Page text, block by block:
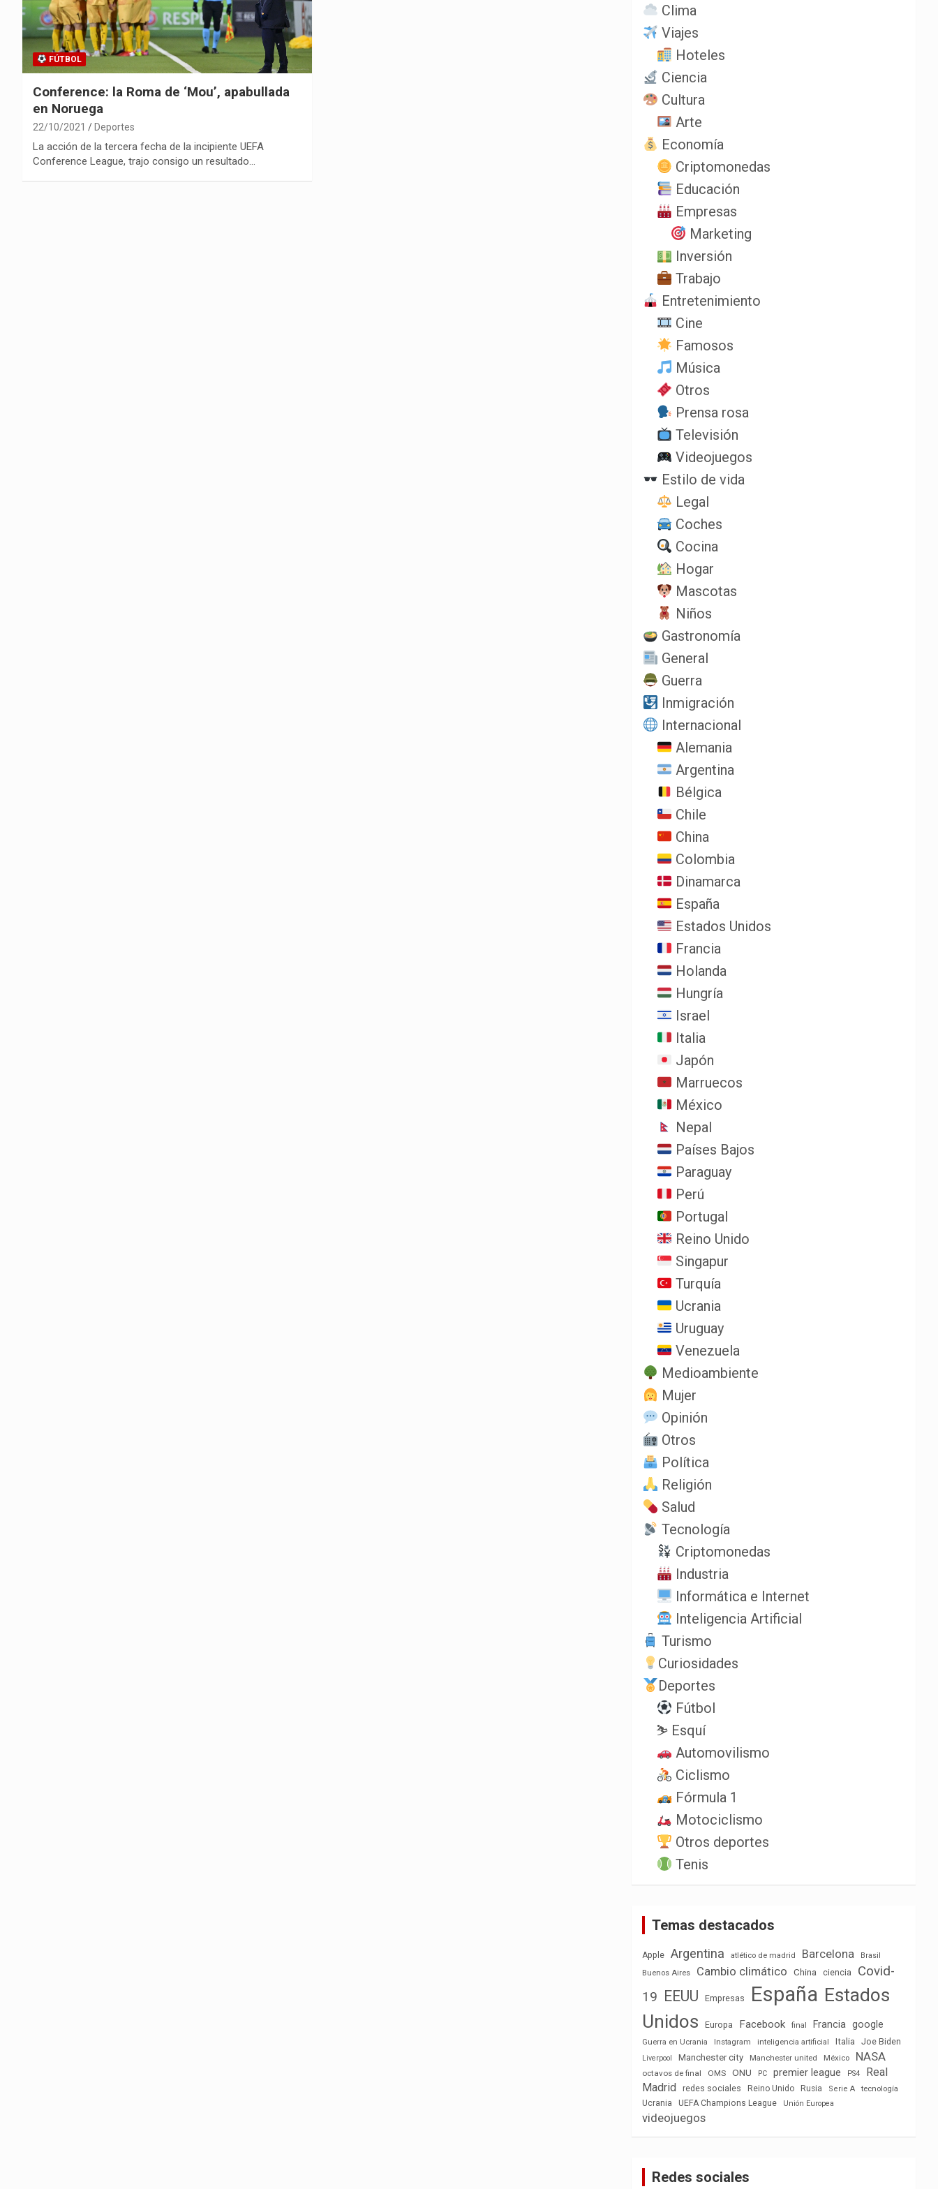
FÚTBOL
Conference: la Roma de ‘Mou’, apabullada
en Noruega
22/10/2021 Deportes
La acción de la tercera fecha de la incipiente UEFA
Conference League, trajo consigo un resultado…
Clima
Viajes
Hoteles
Ciencia
Cultura
Arte
Economía
Criptomonedas
Educación
Empresas
Marketing
Inversión
Trabajo
Entretenimiento
Cine
Famosos
Música
Otros
Prensa rosa
Televisión
Videojuegos
Estilo de vida
Legal
Coches
Cocina
Hogar
Mascotas
Niños
Gastronomía
General
Guerra
Inmigración
Internacional
Alemania
Argentina
Bélgica
Chile
China
Colombia
Dinamarca
España
Estados Unidos
Francia
Holanda
Hungría
Israel
Italia
Japón
Marruecos
México
Nepal
Países Bajos
Paraguay
Perú
Portugal
Reino Unido
Singapur
Turquía
Ucrania
Uruguay
Venezuela
Medioambiente
Mujer
Opinión
Otros
Política
Religión
Salud
Tecnología
Criptomonedas
Industria
Informática e Internet
Inteligencia Artificial
Turismo
Curiosidades
Deportes
Fútbol
⛷️ Esquí
Automovilismo
Ciclismo
Fórmula 1
Motociclismo
Otros deportes
Tenis
Temas destacados
Apple Argentina atlético de madrid Barcelona
Brasil
Buenos Aires
Cambio climático China ciencia
Covid-
19
EEUU Empresas España Estados
Unidos
Europa Facebook final Francia google
Guerra en Ucrania Instagram inteligencia artificial Italia Joe Biden
Liverpool Manchester city Manchester united México NASA
octavos de final OMS ONU PC premier league PS4
Real
Madrid
redes sociales Reino Unido Rusia Serie A
tecnología
Ucrania
UEFA Champions League Unión Europea
videojuegos
Redes sociales